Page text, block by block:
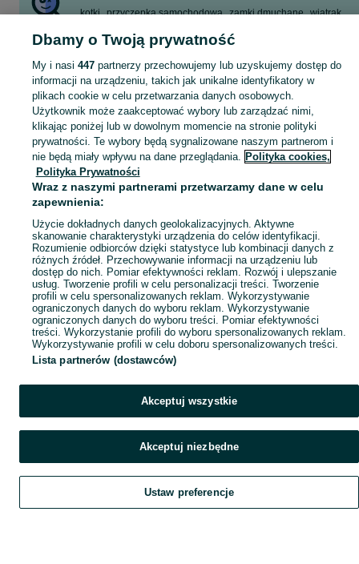
kotki przyczepka samochodowa zamki dmuchane wiatrak
kamień polny
ponad słowami cz 1 i 2
Skorzystaj z największego serwisu ogłoszeniowego - Lwówek Śląski i okolice! Kupuj to, czego pragniesz i sprzedawaj to, czego już nie potrzebujesz!
Mapa kategorii
Mapa miejscowości
Mapa ministron
Popularne wyszukiwania
Szukaj Obserwujesz Dodaj Czat Konto
Dbamy o Twoją prywatność
My i nasi 447partnerzy przechowujemy lub uzyskujemy dostęp do
informacji na urządzeniu, takich jak unikalne identyfikatory w
plikach cookie w celu przetwarzania danych osobowych.
Użytkownik może zaakceptować wybory lub zarządzać nimi,
klikając poniżej lub w dowolnym momencie na stronie polityki
prywatności. Te wybory będą sygnalizowane naszym partnerom i
nie będą miały wpływu na dane przeglądania. Polityka cookies,
Polityka Prywatności
Wraz z naszymi partnerami przetwarzamy dane w celu
zapewnienia:
Użycie dokładnych danych geolokalizacyjnych. Aktywne
skanowanie charakterystyki urządzenia do celów identyfikacji.
Rozumienie odbiorców dzięki statystyce lub kombinacji danych z
różnych źródeł. Przechowywanie informacji na urządzeniu lub
dostęp do nich. Pomiar efektywności reklam. Rozwój i ulepszanie
usług. Tworzenie profili w celu personalizacji treści. Tworzenie
profili w celu spersonalizowanych reklam. Wykorzystywanie
ograniczonych danych do wyboru reklam. Wykorzystywanie
ograniczonych danych do wyboru treści. Pomiar efektywności
treści. Wykorzystanie profili do wyboru spersonalizowanych reklam.
Wykorzystywanie profili w celu doboru spersonalizowanych treści.
Lista partnerów (dostawców)
Akceptuj wszystkie
Akceptuj niezbędne
Ustaw preferencje